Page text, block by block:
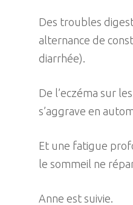
Des troubles
alternance de
diarrhée).
De l’eczéma sur
s’aggrave en
Et une fatigue
le sommeil ne
Anne est suivie.